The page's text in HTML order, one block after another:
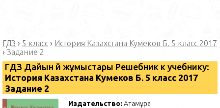
ГДЗ › 5 класс › История Казахстана Кумеков Б. 5 класс 2017
› Задание 2
ГДЗ Дайын үй жұмыстары Решебник к учебнику:
История Казахстана Кумеков Б. 5 класс 2017
Задание 2
Издательство:Атамұра